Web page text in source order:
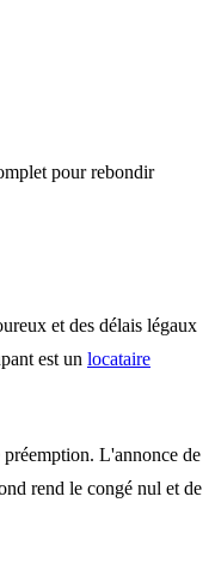
pour rebondir
et des délais légaux
est un locataire
préemption. L'annonce de
rend le congé nul et de